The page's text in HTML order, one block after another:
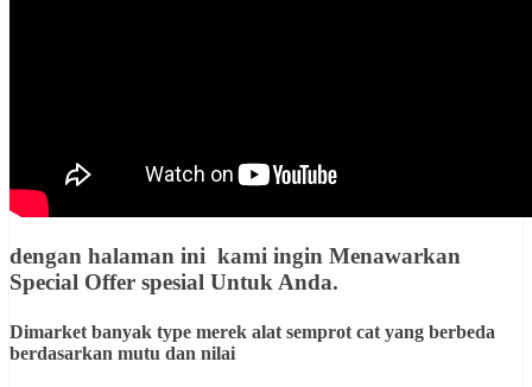
dengan halaman ini kami ingin Menawarkan
Special Offer spesial Untuk Anda.
Dimarket banyak type merek alat semprot cat yang berbeda
berdasarkan mutu dan nilai